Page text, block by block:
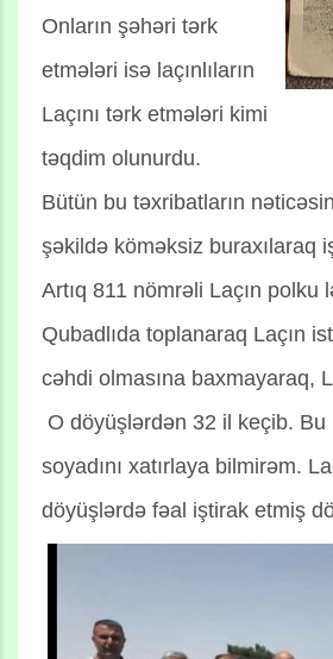
Onların şəhəri tərk
etmələri isə laçınlıların
Laçını tərk etmələri kimi
təqdim olunurdu.
Bütün bu təxribatların
şəkildə köməksiz buraxılaraq
Artıq 811 nömrəli Laçın polku
Qubadlıda toplanaraq Laçın
cəhdi olmasına baxmayaraq,
O döyüşlərdən 32 il keçib. Bu
soyadını xatırlaya bilmirəm.
döyüşlərdə fəal iştirak etmiş